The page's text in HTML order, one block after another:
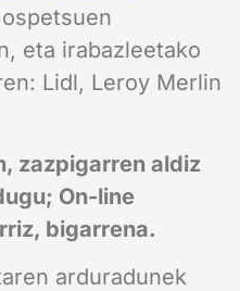
eta irabazleetako
Lidl, Leroy Merlin
zazpigarren aldiz
On-line
bigarrena.
arduradunek